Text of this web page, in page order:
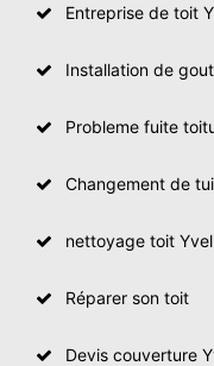
Entreprise de toit
Installation de
Probleme fuite
Changement de
nettoyage toit
Réparer son toit
Devis couverture